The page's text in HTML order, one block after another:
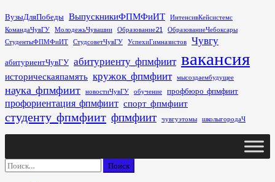
Перейти
к
содержимому
ВузыДляПобеды ВыпускникиФПМФиИТ
ИнтенсивКейсистемс
КомандаЧувГУ
МолодежьЧувашии Образование21
ОбразованиеЧебоксары
СтудентыФПМФиИТ
СтудсоветЧувГУ УспехиГимназистов Чувгу
абитуриентЧувГУ абитуриенту_фпмфиит вакансия
историческаяпамять кружок_фпмфиит мысоздаембудущее
наука_фпмфиит новостиЧувГУ обучение профбюро_фпмфиит
профориентация_фпмфиит спорт_фпмфиит
студенту_фпмфиит фпмфиит чувгуэтомы школыгородаЧ
Основное
Найти: